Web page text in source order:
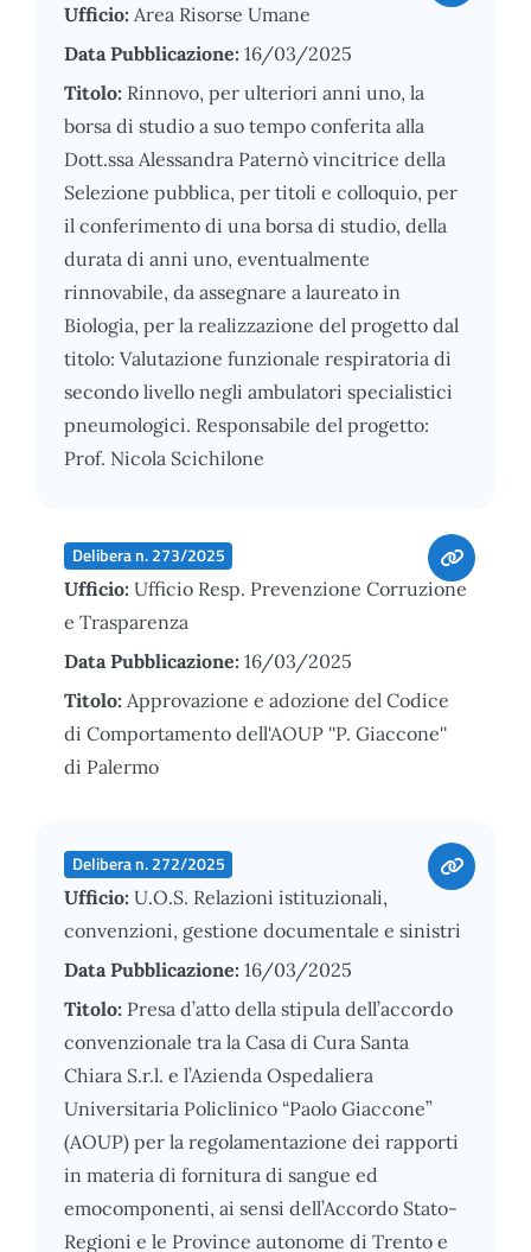
Ufficio: Area Risorse Umane
Data Pubblicazione: 16/03/2025
Titolo: Rinnovo, per ulteriori anni uno, la
borsa di studio a suo tempo conferita alla
Dott.ssa Alessandra Paternò vincitrice della
Selezione pubblica, per titoli e colloquio, per
il conferimento di una borsa di studio, della
durata di anni uno, eventualmente
rinnovabile, da assegnare a laureato in
Biologia, per la realizzazione del progetto dal
titolo: Valutazione funzionale respiratoria di
secondo livello negli ambulatori specialistici
pneumologici. Responsabile del progetto:
Prof. Nicola Scichilone
Delibera n. 273/2025
Ufficio: Ufficio Resp. Prevenzione Corruzione
e Trasparenza
Data Pubblicazione: 16/03/2025
Titolo: Approvazione e adozione del Codice
di Comportamento dell'AOUP ''P. Giaccone''
di Palermo
Delibera n. 272/2025
Ufficio: U.O.S. Relazioni istituzionali,
convenzioni, gestione documentale e sinistri
Data Pubblicazione: 16/03/2025
Titolo: Presa d’atto della stipula dell’accordo
convenzionale tra la Casa di Cura Santa
Chiara S.r.l. e l’Azienda Ospedaliera
Universitaria Policlinico “Paolo Giaccone”
(AOUP) per la regolamentazione dei rapporti
in materia di fornitura di sangue ed
emocomponenti, ai sensi dell’Accordo Stato-
Regioni e le Province autonome di Trento e